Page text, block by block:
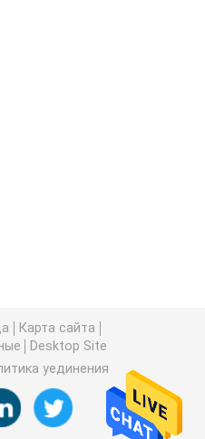
Lifepo4
Карта сайта
Desktop Site
уединения